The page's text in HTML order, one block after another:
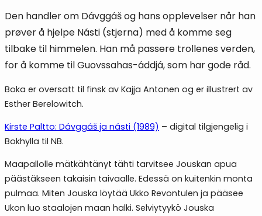
Den handler om Dávggáš og hans opplevelser når han
prøver å hjelpe Násti (stjerna) med å komme seg
tilbake til himmelen. Han må passere trollenes verden,
for å komme til Guovssahas-áddjá, som har gode råd.
Boka er oversatt til finsk av Kajja Antonen og er illustrert av
Esther Berelowitch.
Kirste Paltto: Dávggáš ja násti (1989) – digital tilgjengelig i
Bokhylla til NB.
Maapallolle mätkähtänyt tähti tarvitsee Jouskan apua
päästäkseen takaisin taivaalle. Edessä on kuitenkin monta
pulmaa. Miten Jouska löytää Ukko Revontulen ja pääsee
Ukon luo staalojen maan halki. Selviytyykö Jouska